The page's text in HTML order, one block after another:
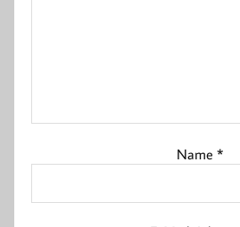
Name *